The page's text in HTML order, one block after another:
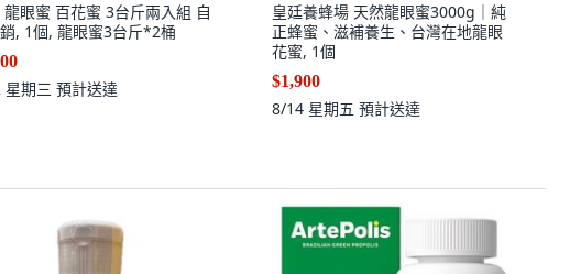
龍眼蜜 百花蜜 3台斤兩入組 自
, 1個, 龍眼蜜3台斤*2桶
期三 預計送達
皇廷養蜂場 天然龍眼蜜3000g｜純
正蜂蜜、滋補養生、台灣在地龍眼
花蜜, 1個
$1,900
8/14 星期五 預計送達